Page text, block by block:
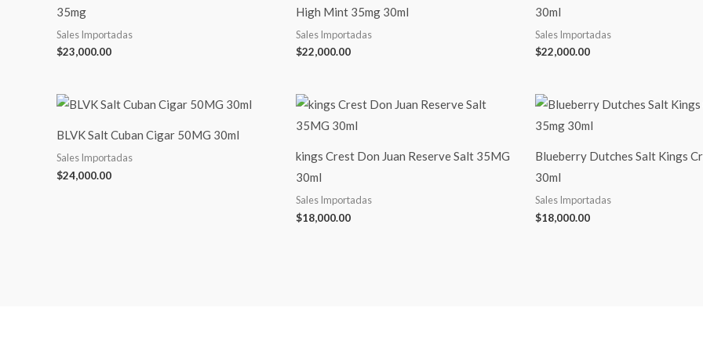
35mg
Sales Importadas
$23,000.00
High Mint 35mg 30ml
Sales Importadas
$22,000.00
30ml
Sales Importadas
$22,000.00
BLVK Salt Cuban Cigar 50MG 30ml
Sales Importadas
$24,000.00
kings Crest Don Juan Reserve Salt 35MG
30ml
Sales Importadas
$18,000.00
Blueberry Dutches Salt Kings
30ml
Sales Importadas
$18,000.00